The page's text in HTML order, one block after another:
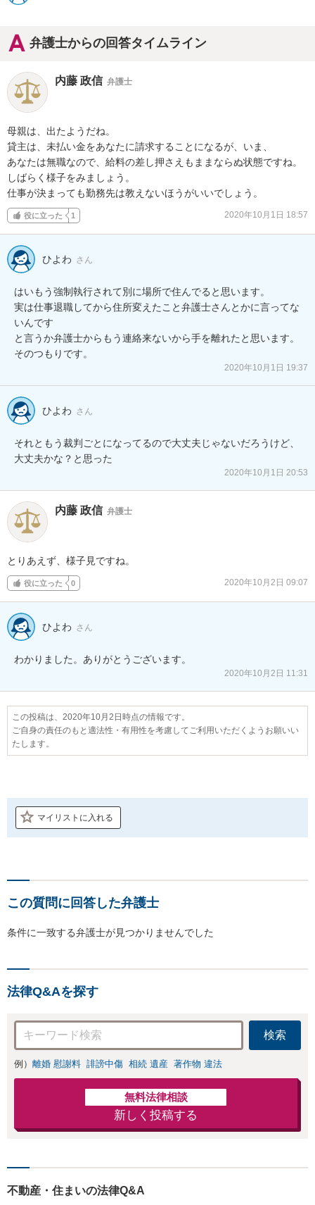
弁護士からの回答タイムライン
内藤 政信 弁護士
母親は、出たようだね。
貸主は、未払い金をあなたに請求することになるが、いま、
あなたは無職なので、給料の差し押さえもままならぬ状態ですね。
しばらく様子をみましょう。
仕事が決まっても勤務先は教えないほうがいいでしょう。
役に立った 1 2020年10月1日 18:57
ひよわ さん
はいもう強制執行されて別に場所で住んでると思います。
実は仕事退職してから住所変えたこと弁護士さんとかに言ってな
いんです
と言うか弁護士からもう連絡来ないから手を離れたと思います。
そのつもりです。
2020年10月1日 19:37
ひよわ さん
それともう裁判ごとになってるので大丈夫じゃないだろうけど、
大丈夫かな？と思った
2020年10月1日 20:53
内藤 政信 弁護士
とりあえず、様子見ですね。
役に立った 0 2020年10月2日 09:07
ひよわ さん
わかりました。ありがとうございます。
2020年10月2日 11:31
この投稿は、2020年10月2日時点の情報です。
ご自身の責任のもと適法性・有用性を考慮してご利用いただくようお願いい
たします。
マイリストに入れる
この質問に回答した弁護士
条件に一致する弁護士が見つかりませんでした
法律Q&Aを探す
検索
例） 離婚 慰謝料 誹謗中傷 相続 遺産 著作物 違法
無料法律相談
新しく投稿する
不動産・住まいの法律Q&A